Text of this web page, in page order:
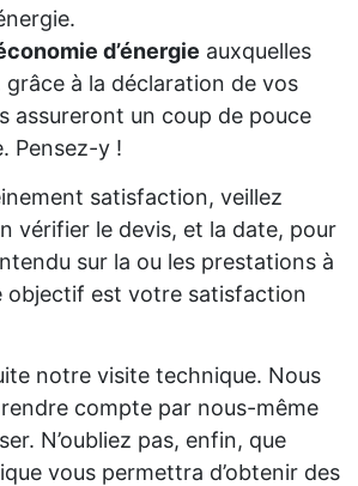
d’énergie auxquelles
à la déclaration de vos
assureront un coup de pouce
Pensez-y !
satisfaction, veillez
vérifier le devis, et la date, pour
sur la ou les prestations à
objectif est votre satisfaction
notre visite technique. Nous
compte par nous-même
N’oubliez pas, enfin, que
vous permettra d’obtenir des